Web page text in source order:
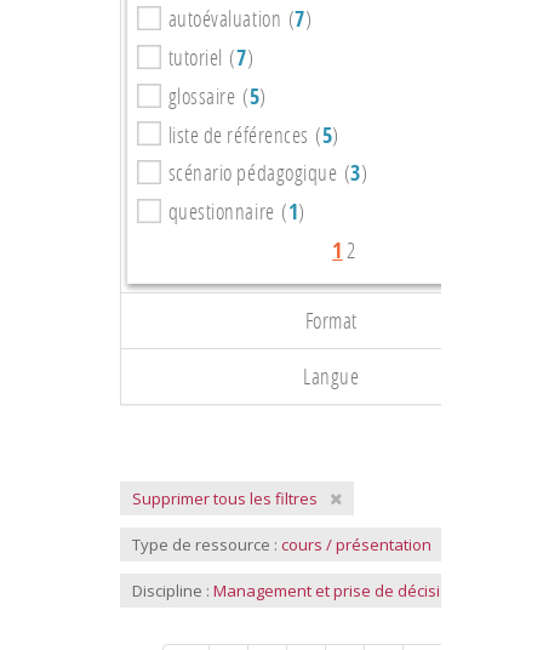
autoévaluation (7)
tutoriel (7)
glossaire (5)
liste de références (5)
scénario pédagogique (3)
questionnaire (1)
1 2
Format
Langue
Supprimer tous les filtres
Type de ressource : cours / présentation
Discipline : Management et prise de décision